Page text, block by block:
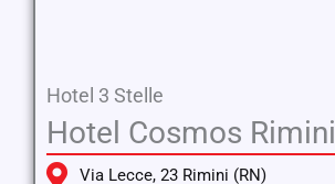
Hotel 3 Stelle
Hotel Cosmos Rimini
Via Lecce, 23 Rimini (RN)